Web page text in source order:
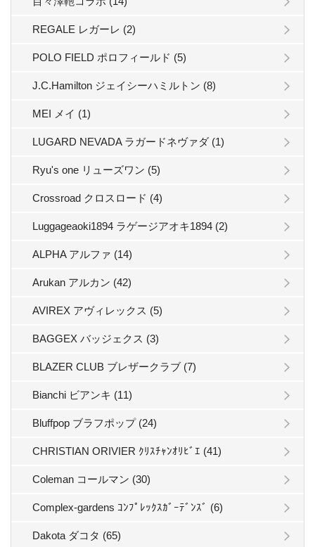
REGALE レガーレ (2)
POLO FIELD ポロフィールド (5)
J.C.Hamilton ジェイシーハミルトン (8)
MEI メイ (1)
LUGARD NEVADA ラガードネヴァダ (1)
Ryu's one リューズワン (5)
Crossroad クロスロード (4)
Luggageaoki1894 ラゲージアオキ1894 (2)
ALPHA アルファ (14)
Arukan アルカン (42)
AVIREX アヴィレックス (5)
BAGGEX バッジェクス (3)
BLAZER CLUB ブレザークラブ (7)
Bianchi ビアンキ (11)
Bluffpop ブラフポップ (24)
CHRISTIAN ORIVIER ｸﾘｽﾁｬﾝｵﾘﾋﾞｴ (41)
Coleman コールマン (30)
Complex-gardens ｺﾝﾌﾟﾚｯｸｽｶﾞｰﾃﾞﾝｽﾞ (6)
Dakota ダコタ (65)